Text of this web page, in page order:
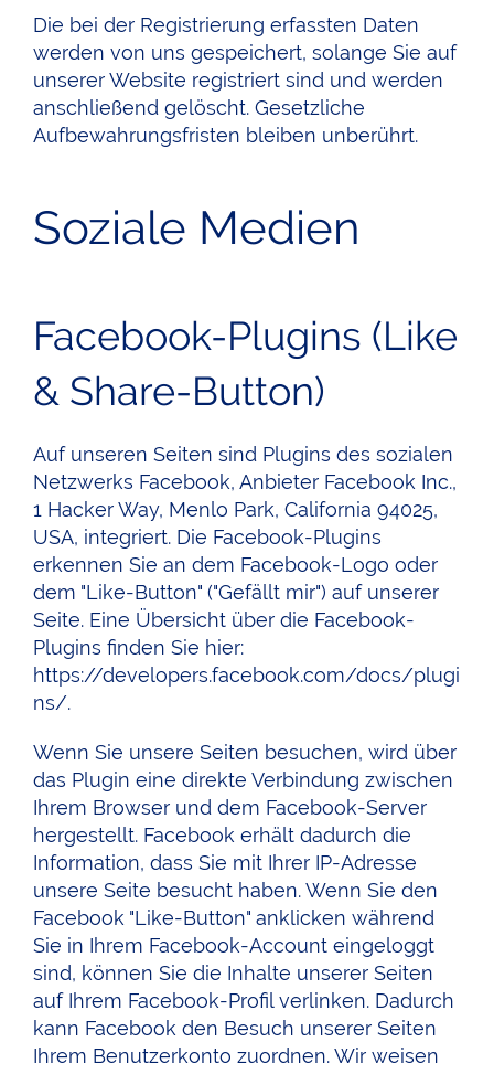
Die bei der Registrierung erfassten Daten
werden von uns gespeichert, solange Sie auf
unserer Website registriert sind und werden
anschließend gelöscht. Gesetzliche
Aufbewahrungsfristen bleiben unberührt.
Soziale Medien
Facebook-Plugins (Like
& Share-Button)
Auf unseren Seiten sind Plugins des sozialen
Netzwerks Facebook, Anbieter Facebook Inc.,
1 Hacker Way, Menlo Park, California 94025,
USA, integriert. Die Facebook-Plugins
erkennen Sie an dem Facebook-Logo oder
dem "Like-Button" ("Gefällt mir") auf unserer
Seite. Eine Übersicht über die Facebook-
Plugins finden Sie hier:
https://developers.facebook.com/docs/plugi
ns/.
Wenn Sie unsere Seiten besuchen, wird über
das Plugin eine direkte Verbindung zwischen
Ihrem Browser und dem Facebook-Server
hergestellt. Facebook erhält dadurch die
Information, dass Sie mit Ihrer IP-Adresse
unsere Seite besucht haben. Wenn Sie den
Facebook "Like-Button" anklicken während
Sie in Ihrem Facebook-Account eingeloggt
sind, können Sie die Inhalte unserer Seiten
auf Ihrem Facebook-Profil verlinken. Dadurch
kann Facebook den Besuch unserer Seiten
Ihrem Benutzerkonto zuordnen. Wir weisen